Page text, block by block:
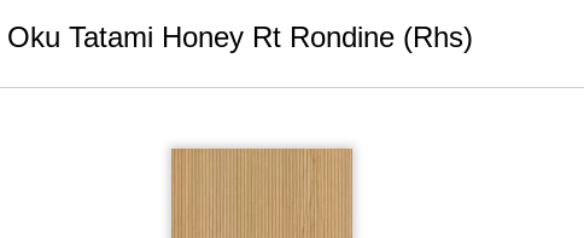
Tatami Honey Rt Rondine (Rhs)